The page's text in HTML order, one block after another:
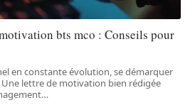
bts mco : Conseils pour
en constante évolution, se démarquer
lettre de motivation bien rédigée
…